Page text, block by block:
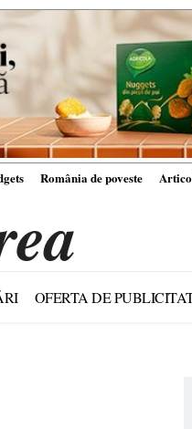
România de poveste
OFERTA DE